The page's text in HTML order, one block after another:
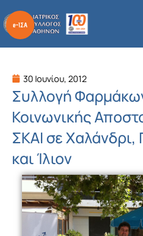
στο
περιεχόμενο
30 Ιουνίου, 2012
Συλλογή
Κοινωνικής
ΣΚΑΙ σε
και Ίλιον